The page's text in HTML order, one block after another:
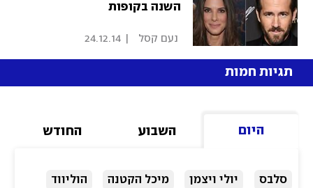
השנה בקופות
נעם קסל 24.12.14
תגיות חמות
היום השבוע החודש
סלבס יולי ויצמן מיכל הקטנה הוליווד